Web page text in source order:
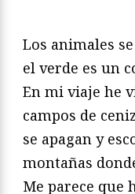
Los animales
el verde es un
En mi viaje he
campos de
se apagan y
montañas
Me parece que